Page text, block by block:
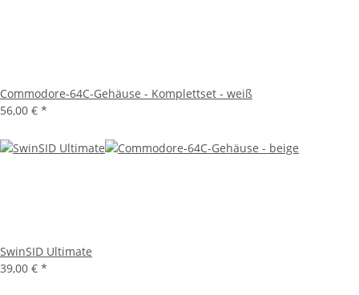
Commodore-64C-Gehäuse - Komplettset - weiß
56,00 € *
SwinSID Ultimate
39,00 € *